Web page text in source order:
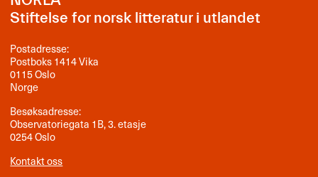
Stiftelse for norsk litteratur i utlandet
Postadresse:
Postboks 1414 Vika
0115 Oslo
Norge
Besøksadresse:
Observatoriegata 1B, 3. etasje
0254 Oslo
Kontakt oss